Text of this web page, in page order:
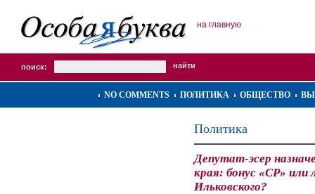
на главную
поиск:
NO COMMENTS ПОЛИТИКА ОБЩЕСТВО
Политика
Депутат-эсер
края: бонус «СР» или
Ильковского?